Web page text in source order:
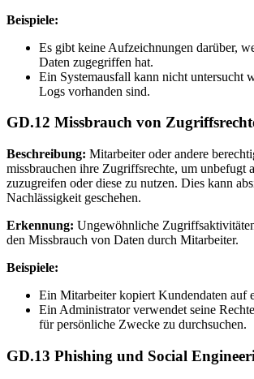
Beispiele:
Es gibt keine Aufzeichnungen darüber,
Daten zugegriffen hat.
Ein Systemausfall kann nicht untersucht
Logs vorhanden sind.
GD.12 Missbrauch von
Beschreibung: Mitarbeiter oder andere
missbrauchen ihre Zugriffsrechte, um unbefugt
zuzugreifen oder diese zu nutzen. Dies kann
Nachlässigkeit geschehen.
Erkennung: Ungewöhnliche
den Missbrauch von Daten durch Mitarbeiter.
Beispiele:
Ein Mitarbeiter kopiert Kundendaten auf
Ein Administrator verwendet seine
für persönliche Zwecke zu durchsuchen.
GD.13 Phishing und Social